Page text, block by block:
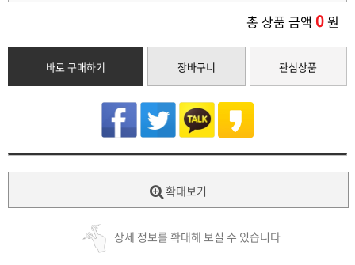
총 상품 금액 0원
바로 구매하기 장바구니 관심상품
확대보기
상세 정보를 확대해 보실 수 있습니다